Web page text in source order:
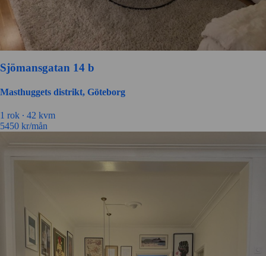
Sjömansgatan 14 b
Masthuggets distrikt, Göteborg
1 rok ∙ 42 kvm
5450 kr/mån